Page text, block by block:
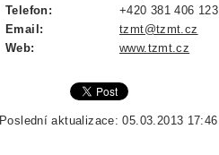
Telefon:
+420 381 406 123
Email:
tzmt@tzmt.cz
Web:
www.tzmt.cz
Poslední aktualizace: 05.03.2013